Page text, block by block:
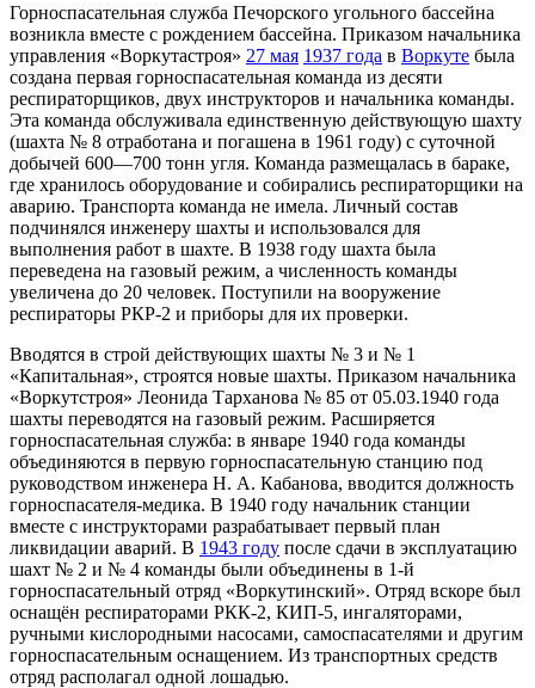
Горноспасательная служба Печорского угольного бассейна
возникла вместе с рождением бассейна. Приказом начальника
управления «Воркутастроя» 27 мая 1937 года в Воркуте была
создана первая горноспасательная команда из десяти
респираторщиков, двух инструкторов и начальника команды.
Эта команда обслуживала единственную действующую шахту
(шахта № 8 отработана и погашена в 1961 году) с суточной
добычей 600—700 тонн угля. Команда размещалась в бараке,
где хранилось оборудование и собирались респираторщики на
аварию. Транспорта команда не имела. Личный состав
подчинялся инженеру шахты и использовался для
выполнения работ в шахте. В 1938 году шахта была
переведена на газовый режим, а численность команды
увеличена до 20 человек. Поступили на вооружение
респираторы РКР-2 и приборы для их проверки.
Вводятся в строй действующих шахты № 3 и № 1
«Капитальная», строятся новые шахты. Приказом начальника
«Воркутстроя» Леонида Тарханова № 85 от 05.03.1940 года
шахты переводятся на газовый режим. Расширяется
горноспасательная служба: в январе 1940 года команды
объединяются в первую горноспасательную станцию под
руководством инженера Н. А. Кабанова, вводится должность
горноспасателя-медика. В 1940 году начальник станции
вместе с инструкторами разрабатывает первый план
ликвидации аварий. В 1943 году после сдачи в эксплуатацию
шахт № 2 и № 4 команды были объединены в 1-й
горноспасательный отряд «Воркутинский». Отряд вскоре был
оснащён респираторами РКК-2, КИП-5, ингаляторами,
ручными кислородными насосами, самоспасателями и другим
горноспасательным оснащением. Из транспортных средств
отряд располагал одной лошадью.